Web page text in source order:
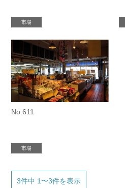
市場
No.611
市場
3件中 1〜3件を表示